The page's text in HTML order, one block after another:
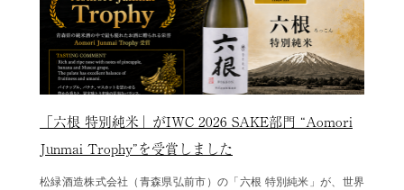
「六根 特別純米」がIWC 2026 SAKE部門 “Aomori
Junmai Trophy”を受賞しました
松緑酒造株式会社（青森県弘前市）の「六根 特別純米」が、世界